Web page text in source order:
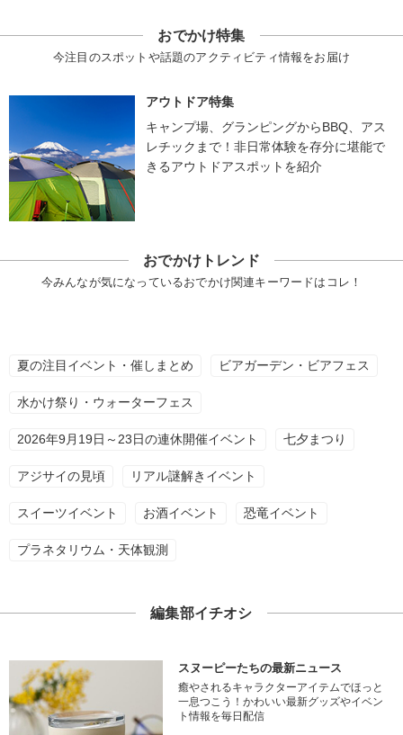
おでかけ特集
今注目のスポットや話題のアクティビティ情報をお届け
アウトドア特集
キャンプ場、グランピングからBBQ、アス
レチックまで！非日常体験を存分に堪能で
きるアウトドアスポットを紹介
おでかけトレンド
今みんなが気になっているおでかけ関連キーワードはコレ！
夏の注目イベント・催しまとめ ビアガーデン・ビアフェス
水かけ祭り・ウォーターフェス
2026年9月19日～23日の連休開催イベント 七夕まつり
アジサイの見頃 リアル謎解きイベント
スイーツイベント お酒イベント 恐竜イベント
プラネタリウム・天体観測
編集部イチオシ
スヌーピーたちの最新ニュース
癒やされるキャラクターアイテムでほっと
一息つこう！かわいい最新グッズやイベン
ト情報を毎日配信